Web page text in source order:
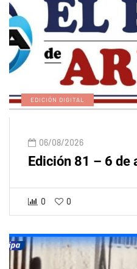
EDICIÓN DIGITAL
06/08/2026
Edición 81 – 6 de
0 0